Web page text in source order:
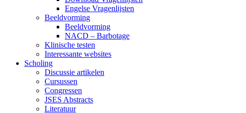
Engelse Vragenlijsten
Beeldvorming
Beeldvorming
NACD – Barbotage
Klinische testen
Interessante websites
Scholing
Discussie artikelen
Cursussen
Congressen
JSES Abstracts
Literatuur